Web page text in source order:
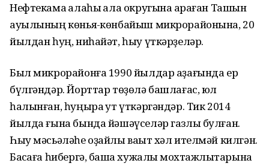
Нефтекама ҡалаһы ҡала округына ҡараған Ташҡын
ауылының көньяҡ-көнбайыш микрорайонына, 20
йылдан һуң, ниһайәт, һыу үткәрҙеләр.
Был микрорайонға 1990 йылдар аҙағында ер
бүлгәндәр. Йорттар төҙөлә башлағас, юл
һалынған, һуңыраҡ ут үткәргәндәр. Тик 2014
йылда ғына бында йәшәүселәр газлы булған.
Һыу мәсьәләһе оҙайлы ваҡыт хәл ителмәй килгән.
Баҡсаға һибергә, башҡа хужалыҡ мохтажлыҡтарына